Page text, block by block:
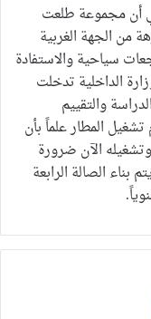
أن مجموعة طلعت
من الجهة الغربية
سياحية والاستفادة
الداخلية تدخلت
والتقييم
المطار علماً بأن
سنوياً، وتشغيله الآن ضرورة
الصالة الرابعة